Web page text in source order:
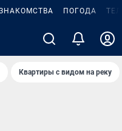
ПОГОДА
Квартиры с видом на реку